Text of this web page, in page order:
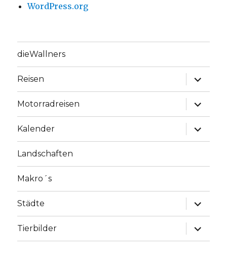
WordPress.org
dieWallners
Reisen
Motorradreisen
Kalender
Landschaften
Makro´s
Städte
Tierbilder